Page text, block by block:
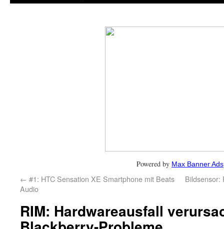
Powered by Max Banner Ads
← #1: HTC Sensation XE Smartphone mit Beats
Audio
Bildsensor:
RIM: Hardwareausfall